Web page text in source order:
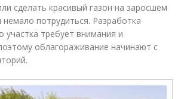
сделать красивый газон на заросшем
немало потрудиться. Разработка
участка требует внимания и
облагораживание начинают с